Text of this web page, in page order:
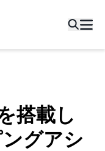
搭載し
グアシ